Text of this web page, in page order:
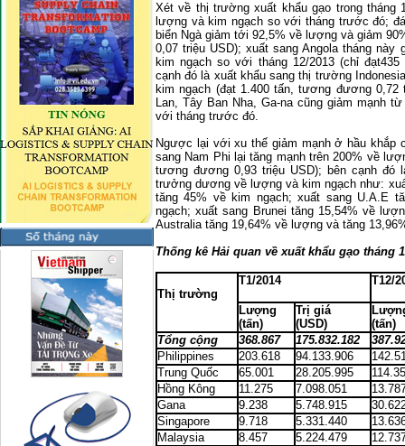
Xét về thị trường xuất khẩu gạo trong
lượng và kim ngạch so với tháng trước đó;
biển Ngà giảm tới 92,5% về lượng và giảm
0,07 triệu USD); xuất sang Angola tháng
kim ngạch so với tháng 12/2013 (chỉ
cạnh đó là xuất khẩu sang thị trường
kim ngạch (đạt 1.400 tấn, tương đương 0,72
Lan, Tây Ban Nha, Ga-na cũng giảm mạnh
với tháng trước đó.
Ngược lại với xu thế giảm mạnh ở hầu khắp
sang Nam Phi lại tăng mạnh trên 200% về
tương đương 0,93 triệu USD); bên cạnh
trưởng dương về lượng và kim ngạch như:
tăng 45% về kim ngạch; xuất sang U.A.E
ngạch; xuất sang Brunei tăng 15,54% về
Australia tăng 19,64% về lượng và tăng
Thống kê Hải quan về xuất khẩu gạo tháng
Thị trường
T1/2014 T12/
Lượng
(tấn)
Trị giá
(USD)
(tấn)
Tổng cộng
368.867 175.832.182
Philippines
203.618 94.133.906
Trung Quốc
65.001 28.205.995
Hồng Kông
11.275 7.098.051
Gana
9.238 5.748.915
Singapore
9.718 5.331.440
Malaysia
8.457 5.224.479